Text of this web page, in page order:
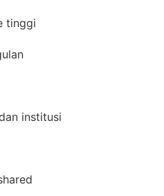
tinggi
institusi